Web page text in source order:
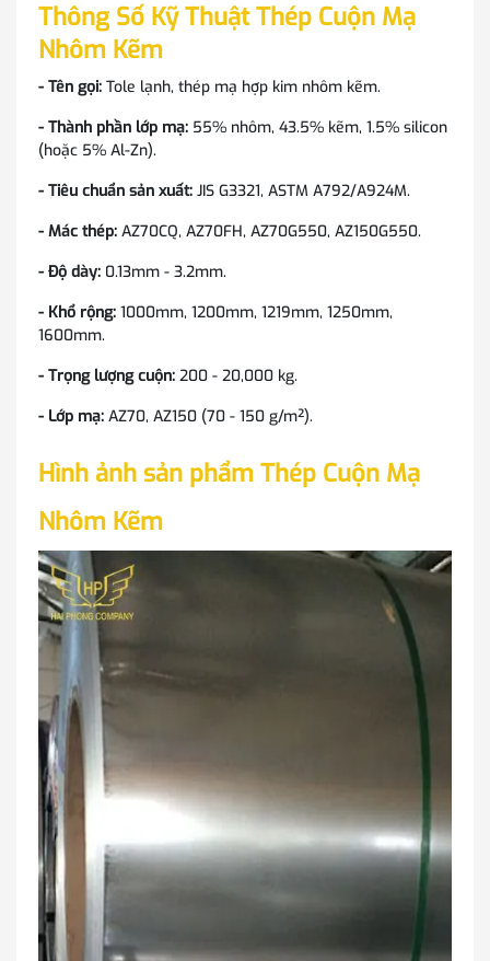
Thông Số Kỹ Thuật Thép Cuộn Mạ
Nhôm Kẽm
- Tên gọi: Tole lạnh, thép mạ hợp kim nhôm kẽm.
- Thành phần lớp mạ: 55% nhôm, 43.5% kẽm, 1.5% silicon
(hoặc 5% Al-Zn).
- Tiêu chuẩn sản xuất: JIS G3321, ASTM A792/A924M.
- Mác thép: AZ70CQ, AZ70FH, AZ70G550, AZ150G550.
- Độ dày: 0.13mm - 3.2mm.
- Khổ rộng: 1000mm, 1200mm, 1219mm, 1250mm,
1600mm.
- Trọng lượng cuộn: 200 - 20,000 kg.
- Lớp mạ: AZ70, AZ150 (70 - 150 g/m²).
Hình ảnh sản phẩm Thép Cuộn Mạ
Nhôm Kẽm